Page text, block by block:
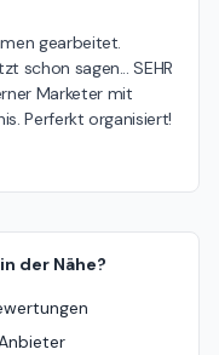
gearbeitet.
schon sagen... SEHR
Marketer mit
Perferkt organisiert!
der Nähe?